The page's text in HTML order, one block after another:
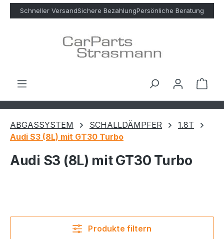
Zum Hauptinhalt springen
Schneller VersandSichere BezahlungPersönliche Beratung
ABGASSYSTEM SCHALLDÄMPFER
1.8T
Audi S3 (8L) mit GT30 Turbo
Audi S3 (8L) mit GT30 Turbo
Produkte filtern